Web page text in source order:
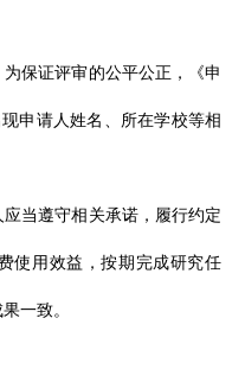
为保证评审的公平公正，《申
申请人姓名、所在学校等相
当遵守相关承诺，履行约定
使用效益，按期完成研究任
一致。